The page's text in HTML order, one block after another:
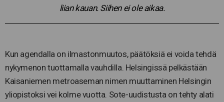
liian kauan. Siihen ei ole aikaa.
Kun agendalla on ilmastonmuutos, päätöksiä ei voida tehdä
nykymenon tuottamalla vauhdilla. Helsingissä pelkästään
Kaisaniemen metroaseman nimen muuttaminen Helsingin
yliopistoksi vei kolme vuotta. Sote-uudistusta on tehty alati